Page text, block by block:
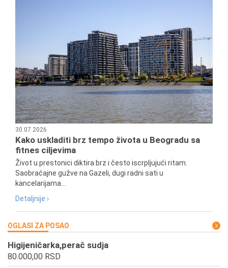
30.07.2026
Kako uskladiti brz tempo života u Beogradu sa
fitnes ciljevima
Život u prestonici diktira brz i često iscrpljujući ritam.
Saobraćajne gužve na Gazeli, dugi radni sati u
kancelarijama...
Detaljnije ›
OGLASI ZA POSAO
Higijeničarka,perač sudja
80.000,00 RSD